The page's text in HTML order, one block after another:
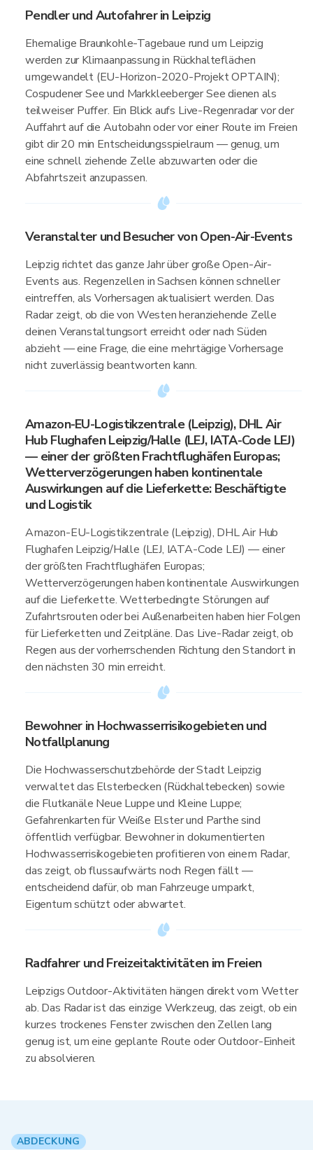
Pendler und Autofahrer in Leipzig
Ehemalige Braunkohle-Tagebaue rund um Leipzig
werden zur Klimaanpassung in Rückhalteflächen
umgewandelt (EU-Horizon-2020-Projekt OPTAIN);
Cospudener See und Markkleeberger See dienen als
teilweiser Puffer. Ein Blick aufs Live-Regenradar vor der
Auffahrt auf die Autobahn oder vor einer Route im Freien
gibt dir 20 min Entscheidungsspielraum — genug, um
eine schnell ziehende Zelle abzuwarten oder die
Abfahrtszeit anzupassen.
Veranstalter und Besucher von Open-Air-Events
Leipzig richtet das ganze Jahr über große Open-Air-
Events aus. Regenzellen in Sachsen können schneller
eintreffen, als Vorhersagen aktualisiert werden. Das
Radar zeigt, ob die von Westen heranziehende Zelle
deinen Veranstaltungsort erreicht oder nach Süden
abzieht — eine Frage, die eine mehrtägige Vorhersage
nicht zuverlässig beantworten kann.
Amazon-EU-Logistikzentrale (Leipzig), DHL Air
Hub Flughafen Leipzig/Halle (LEJ, IATA-Code LEJ)
— einer der größten Frachtflughäfen Europas;
Wetterverzögerungen haben kontinentale
Auswirkungen auf die Lieferkette: Beschäftigte
und Logistik
Amazon-EU-Logistikzentrale (Leipzig), DHL Air Hub
Flughafen Leipzig/Halle (LEJ, IATA-Code LEJ) — einer
der größten Frachtflughäfen Europas;
Wetterverzögerungen haben kontinentale Auswirkungen
auf die Lieferkette. Wetterbedingte Störungen auf
Zufahrtsrouten oder bei Außenarbeiten haben hier Folgen
für Lieferketten und Zeitpläne. Das Live-Radar zeigt, ob
Regen aus der vorherrschenden Richtung den Standort in
den nächsten 30 min erreicht.
Bewohner in Hochwasserrisikogebieten und
Notfallplanung
Die Hochwasserschutzbehörde der Stadt Leipzig
verwaltet das Elsterbecken (Rückhaltebecken) sowie
die Flutkanäle Neue Luppe und Kleine Luppe;
Gefahrenkarten für Weiße Elster und Parthe sind
öffentlich verfügbar. Bewohner in dokumentierten
Hochwasserrisikogebieten profitieren von einem Radar,
das zeigt, ob flussaufwärts noch Regen fällt —
entscheidend dafür, ob man Fahrzeuge umparkt,
Eigentum schützt oder abwartet.
Radfahrer und Freizeitaktivitäten im Freien
Leipzigs Outdoor-Aktivitäten hängen direkt vom Wetter
ab. Das Radar ist das einzige Werkzeug, das zeigt, ob ein
kurzes trockenes Fenster zwischen den Zellen lang
genug ist, um eine geplante Route oder Outdoor-Einheit
zu absolvieren.
ABDECKUNG